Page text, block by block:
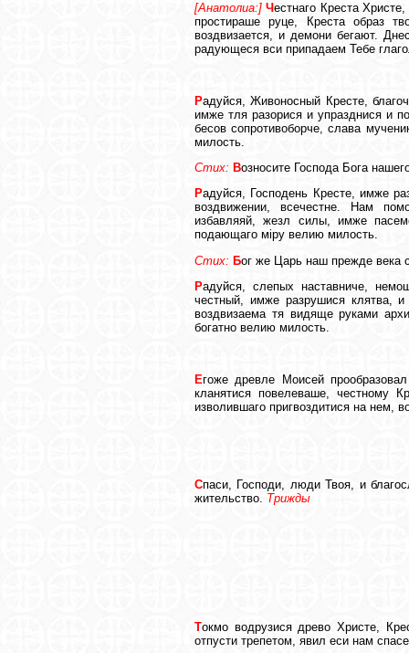
[Анатолиа:] Честнаго Креста
простираше руце, Креста образ
воздвизается, и демони бегают.
радующеся вси припадаем Тебе
Радуйся, Живоносный Кресте,
имже тля разорися и упразднися и
бесов сопротивоборче, слава
милость.
Стих: Возносите Господа Бога
Радуйся, Господень Кресте, имже
воздвижении, всечестне. Нам
избавляяй, жезл силы, имже
подающаго мiру велию милость.
Стих: Бог же Царь наш прежде века
Радуйся, слепых наставниче,
честный, имже разрушися клятва,
воздвизаема тя видяще руками
богатно велию милость.
Егоже древле Моисей
кланятися повелеваше, честному
изволившаго пригвоздитися на нем,
Спаси, Господи, люди Твоя, и
жительство. Трижды
Токмо водрузися древо Христе,
отпусти трепетом, явил еси нам